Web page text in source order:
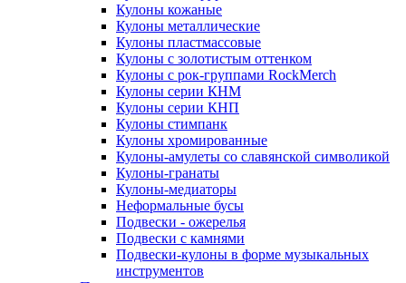
Кулоны кожаные
Кулоны металлические
Кулоны пластмассовые
Кулоны с золотистым оттенком
Кулоны с рок-группами RockMerch
Кулоны серии КНМ
Кулоны серии КНП
Кулоны стимпанк
Кулоны хромированные
Кулоны-амулеты со славянской символикой
Кулоны-гранаты
Кулоны-медиаторы
Неформальные бусы
Подвески - ожерелья
Подвески с камнями
Подвески-кулоны в форме музыкальных
инструментов